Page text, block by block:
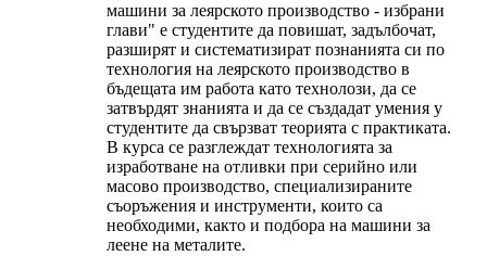
машини за леярското производство - избрани
глави" е студентите да повишат, задълбочат,
разширят и систематизират познанията си по
технология на леярското производство в
бъдещата им работа като технолози, да се
затвърдят знанията и да се създадат умения у
студентите да свързват теорията с практиката.
В курса се разглеждат технологията за
изработване на отливки при серийно или
масово производство, специализираните
съоръжения и инструменти, които са
необходими, както и подбора на машини за
леене на металите.